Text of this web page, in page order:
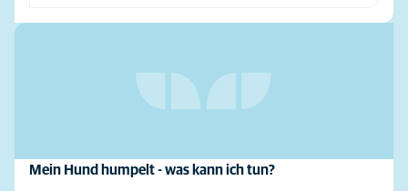
Mein Hund humpelt - was kann ich tun?